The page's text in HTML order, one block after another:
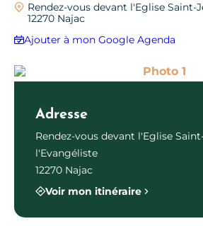
Rendez-vous devant l'Eglise Saint-
12270 Najac
Ajouter à mon Google Agenda
Photo 1
Adresse
Rendez-vous devant l'Eglise
l'Evangéliste
12270 Najac
Voir mon itinéraire